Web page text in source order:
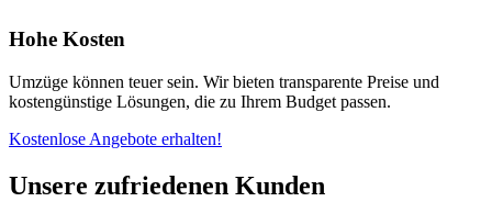
Hohe Kosten
Umzüge können teuer sein. Wir bieten transparente Preise und
kostengünstige Lösungen, die zu Ihrem Budget passen.
Kostenlose Angebote erhalten!
Unsere zufriedenen Kunden